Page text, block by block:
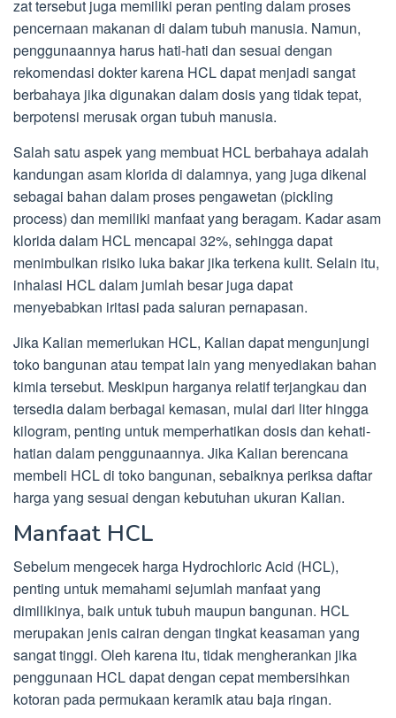
zat tersebut juga memiliki peran penting dalam proses
pencernaan makanan di dalam tubuh manusia. Namun,
penggunaannya harus hati-hati dan sesuai dengan
rekomendasi dokter karena HCL dapat menjadi sangat
berbahaya jika digunakan dalam dosis yang tidak tepat,
berpotensi merusak organ tubuh manusia.
Salah satu aspek yang membuat HCL berbahaya adalah
kandungan asam klorida di dalamnya, yang juga dikenal
sebagai bahan dalam proses pengawetan (pickling
process) dan memiliki manfaat yang beragam. Kadar asam
klorida dalam HCL mencapai 32%, sehingga dapat
menimbulkan risiko luka bakar jika terkena kulit. Selain itu,
inhalasi HCL dalam jumlah besar juga dapat
menyebabkan iritasi pada saluran pernapasan.
Jika Kalian memerlukan HCL, Kalian dapat mengunjungi
toko bangunan atau tempat lain yang menyediakan bahan
kimia tersebut. Meskipun harganya relatif terjangkau dan
tersedia dalam berbagai kemasan, mulai dari liter hingga
kilogram, penting untuk memperhatikan dosis dan kehati-
hatian dalam penggunaannya. Jika Kalian berencana
membeli HCL di toko bangunan, sebaiknya periksa daftar
harga yang sesuai dengan kebutuhan ukuran Kalian.
Manfaat HCL
Sebelum mengecek harga Hydrochloric Acid (HCL),
penting untuk memahami sejumlah manfaat yang
dimilikinya, baik untuk tubuh maupun bangunan. HCL
merupakan jenis cairan dengan tingkat keasaman yang
sangat tinggi. Oleh karena itu, tidak mengherankan jika
penggunaan HCL dapat dengan cepat membersihkan
kotoran pada permukaan keramik atau baja ringan.